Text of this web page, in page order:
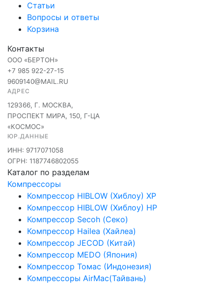
Статьи
Вопросы и ответы
Корзина
Контакты
ООО «БЕРТОН»
+7 985 922-27-15
9609140@MAIL.RU
АДРЕС
129366, Г. МОСКВА,
ПРОСПЕКТ МИРА, 150, Г-ЦА
«КОСМОС»
ЮР.ДАННЫЕ
ИНН: 9717071058
ОГРН: 1187746802055
Каталог по разделам
Компрессоры
Компрессор HIBLOW (Хиблоу) XP
Компрессор HIBLOW (Хиблоу) HP
Компрессор Secoh (Секо)
Компрессор Hailea (Хайлеа)
Компрессор JECOD (Китай)
Компрессор MEDO (Япония)
Компрессор Томас (Индонезия)
Компрессоры AirMac(Тайвань)